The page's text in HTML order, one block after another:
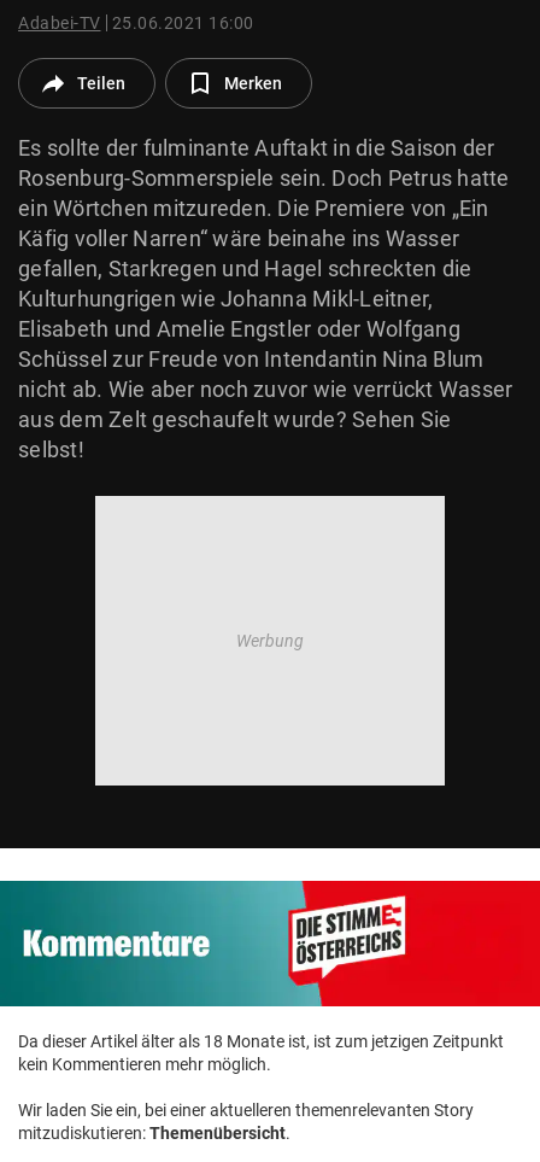
© Krone Multimedia GmbH & Co KG 2026
Adabei-TV 25.06.2021 16:00
Teilen Merken
Es sollte der fulminante Auftakt in die Saison der
Rosenburg-Sommerspiele sein. Doch Petrus hatte
ein Wörtchen mitzureden. Die Premiere von „Ein
Käfig voller Narren“ wäre beinahe ins Wasser
gefallen, Starkregen und Hagel schreckten die
Kulturhungrigen wie Johanna Mikl-Leitner,
Elisabeth und Amelie Engstler oder Wolfgang
Schüssel zur Freude von Intendantin Nina Blum
nicht ab. Wie aber noch zuvor wie verrückt Wasser
aus dem Zelt geschaufelt wurde? Sehen Sie
selbst!
Da dieser Artikel älter als 18 Monate ist, ist zum jetzigen Zeitpunkt
kein Kommentieren mehr möglich.
Wir laden Sie ein, bei einer aktuelleren themenrelevanten Story
mitzudiskutieren:Themenübersicht.